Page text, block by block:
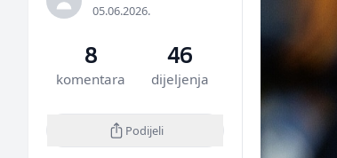
05.06.2026.
8
komentara
46
dijeljenja
Podijeli